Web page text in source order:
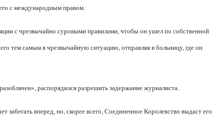
с международным правом.
с чрезвычайно суровыми правилами, чтобы он ушел по собственной
тем самым в чрезвычайную ситуацию, отправляя в больницу, где он
распорядился разрешить задержание журналиста.
забегать вперед, но, скорее всего, Соединенное Королевство выдаст его